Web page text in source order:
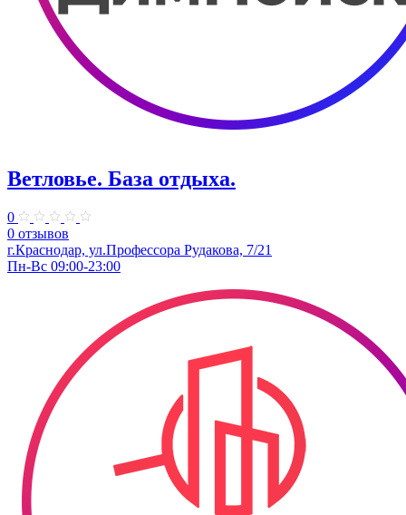
Ветловье. База отдыха.
0
0 отзывов
г.Краснодар, ул.Профессора Рудакова, 7/21
Пн-Вс 09:00-23:00